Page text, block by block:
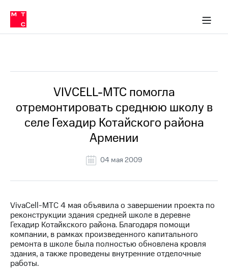
Медиа-центр
и акционерам
Устойчивое развитие
Комплаенс и деловая этика
компании
Карьера
История
компании
Руководство
информация
Медиа-центр
Пресс-
релизы
МТС
о технологиях
в МТС
Пресс-
релизы
МТС
о технологиях
VIVCELL-МТС помогла
отремонтировать среднюю школу в
селе Гехадир Котайского района
Армении
04 мая 2009
VivaCell-МТС 4 мая объявила о завершении проекта по
реконструкции здания средней школе в деревне
Гехадир Котайкского района. Благодаря помощи
компании, в рамках произведенного капитального
ремонта в школе была полностью обновлена кровля
здания, а также проведены внутренние отделочные
работы.